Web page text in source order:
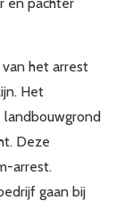
het arrest
Het
Deze
arrest.
gaan bij